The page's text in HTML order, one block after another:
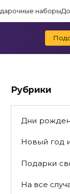
наборы
Рубрики
Дни
Новый год
Подарки
На все